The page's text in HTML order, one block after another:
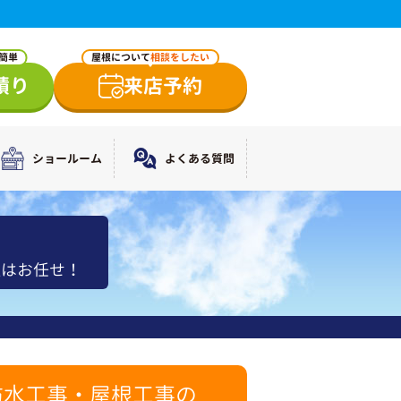
単
り
屋根について相談をしたい
来店予約
ショールーム よくある質問
お任せ！
工事・屋根工事の